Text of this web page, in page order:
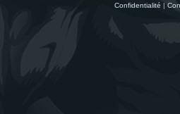
Confidentialité |